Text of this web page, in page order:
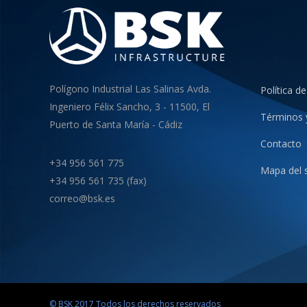
Polígono Industrial Las Salinas Avda.
Ingeniero Félix Sancho, 3 - 11500, El
Puerto de Santa María - Cádiz
+34 956 561 775
+34 956 561 735 (fax)
correo@bsk.es
Política
Términos
Contacto
Mapa del
© BSK 2017 Todos los derechos reservados